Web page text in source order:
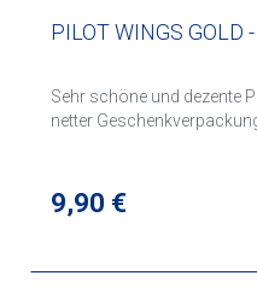
PILOT WINGS GOLD
Sehr schöne und dezente
netter
Regulärer Preis:
9,90 €